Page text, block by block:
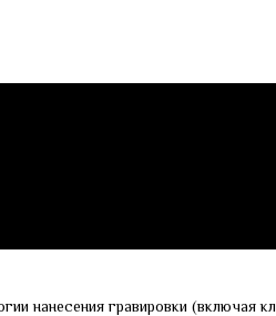
нанесения гравировки (включая